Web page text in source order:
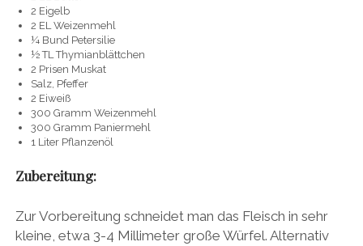
2 Eigelb
2 EL Weizenmehl
¼ Bund Petersilie
½ TL Thymianblättchen
2 Prisen Muskat
Salz, Pfeffer
2 Eiweiß
300 Gramm Weizenmehl
300 Gramm Paniermehl
1 Liter Pflanzenöl
Zubereitung:
Zur Vorbereitung schneidet man das Fleisch in sehr
kleine, etwa 3-4 Millimeter große Würfel. Alternativ